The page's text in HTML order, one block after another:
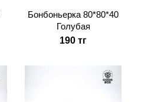
Бонбоньерка 80*80*40
Голубая
190 тг